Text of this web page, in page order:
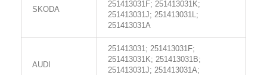
SKODA
251413031F; 251413031K;
251413031J; 251413031L;
251413031A
AUDI
251413031; 251413031F;
251413031K; 251413031B;
251413031J; 251413031A;